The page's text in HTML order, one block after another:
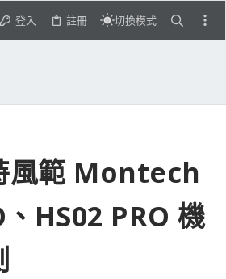
登入 註冊 切換模式
風範 Montech
HS02 PRO 機